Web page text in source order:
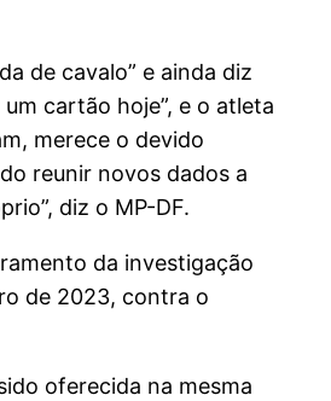
de cavalo” e ainda diz
cartão hoje”, e o atleta
merece o devido
reunir novos dados a
diz o MP-DF.
da investigação
de 2023, contra o
oferecida na mesma